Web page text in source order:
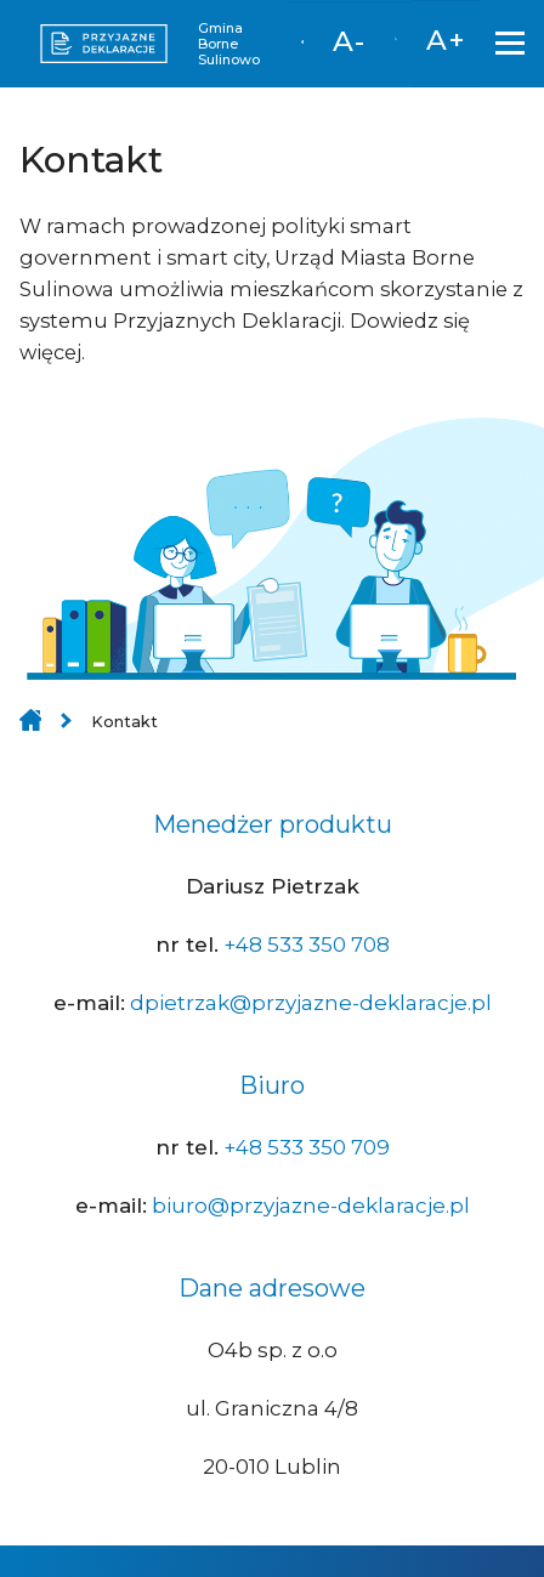
Gmina
Borne
Sulinowo
A- A+
Kontakt
W ramach prowadzonej polityki smart
government i smart city, Urząd Miasta Borne
Sulinowa umożliwia mieszkańcom skorzystanie z
systemu Przyjaznych Deklaracji. Dowiedz się
więcej.
Kontakt
Menedżer produktu
Dariusz Pietrzak
nr tel. +48 533 350 708
e-mail: dpietrzak@przyjazne-deklaracje.pl
Biuro
nr tel. +48 533 350 709
e-mail: biuro@przyjazne-deklaracje.pl
Dane adresowe
O4b sp. z o.o
ul. Graniczna 4/8
20-010 Lublin